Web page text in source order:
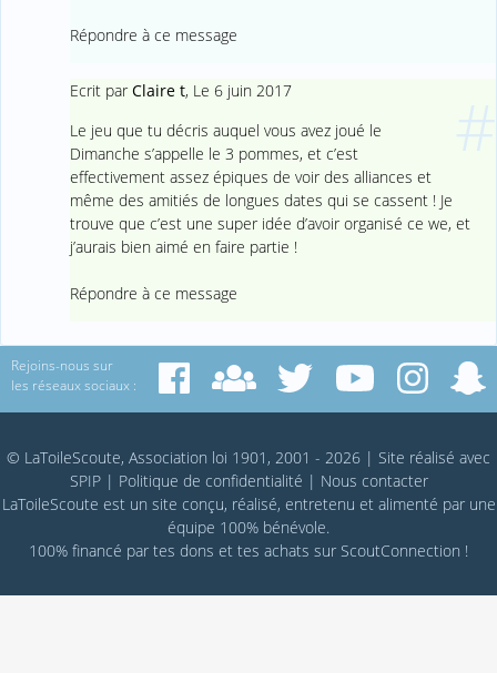
Répondre à ce message
Ecrit par Claire t, Le 6 juin 2017
Le jeu que tu décris auquel vous avez joué le
Dimanche s’appelle le 3 pommes, et c’est
effectivement assez épiques de voir des alliances et
même des amitiés de longues dates qui se cassent ! Je
trouve que c’est une super idée d’avoir organisé ce we, et
j’aurais bien aimé en faire partie !
Répondre à ce message
Rejoins-nous sur
les réseaux sociaux :
© LaToileScoute, Association loi 1901, 2001 - 2026 | Site réalisé avec
SPIP| Politique de confidentialité | Nous contacter
LaToileScoute est un site conçu, réalisé, entretenu et alimenté par une
équipe 100% bénévole.
100% financé par tes dons et tes achats sur ScoutConnection !